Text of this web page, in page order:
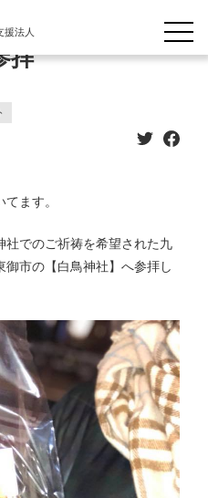
援法人
拝
ます。
社でのご祈祷を希望された九
市の【白鳥神社】へ参拝し